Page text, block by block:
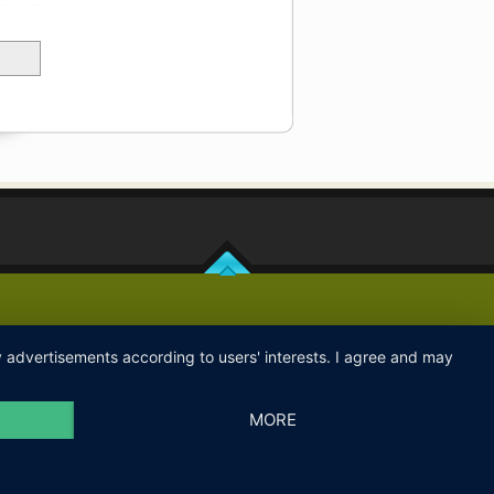
according to users' interests. I agree and may
MORE